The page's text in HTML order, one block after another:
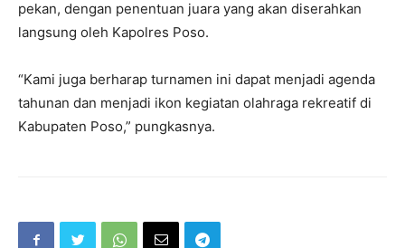
pekan, dengan penentuan juara yang akan diserahkan
langsung oleh Kapolres Poso.
“Kami juga berharap turnamen ini dapat menjadi agenda
tahunan dan menjadi ikon kegiatan olahraga rekreatif di
Kabupaten Poso,” pungkasnya.